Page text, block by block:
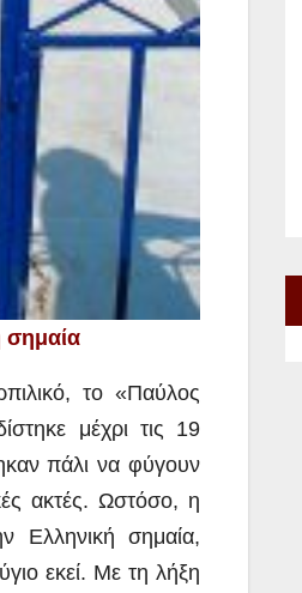
σημαία
το «Παύλος
μέχρι τις 19
πάλι να φύγουν
ακτές. Ωστόσο, η
Ελληνική σημαία,
εκεί. Με τη λήξη